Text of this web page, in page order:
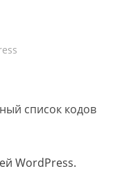
список кодов
WordPress.